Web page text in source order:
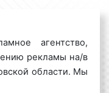
агентство,
рекламы на/в
области. Мы